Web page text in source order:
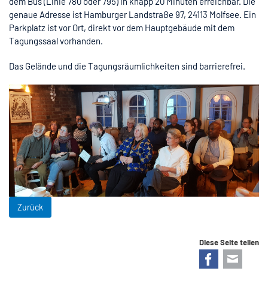
genaue Adresse ist Hamburger Landstraße 97, 24113 Molfsee. Ein
Parkplatz ist vor Ort, direkt vor dem Hauptgebäude mit dem
Tagungssaal vorhanden.
Das Gelände und die Tagungsräumlichkeiten sind barrierefrei.
Zurück
Diese Seite teilen
Facebook